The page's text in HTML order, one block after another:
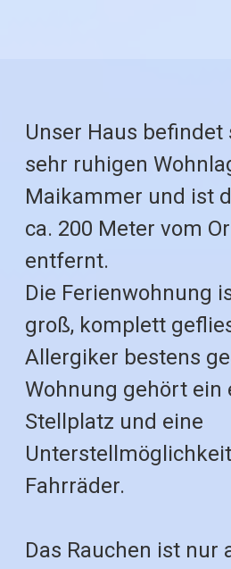
Unser Haus befindet
sehr ruhigen
Maikammer und ist
ca. 200 Meter vom
entfernt.
Die Ferienwohnung
groß, komplett
Allergiker bestens
Wohnung gehört ein
Stellplatz und eine
Fahrräder.
Das Rauchen ist nur